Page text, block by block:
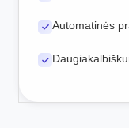
Automatinės